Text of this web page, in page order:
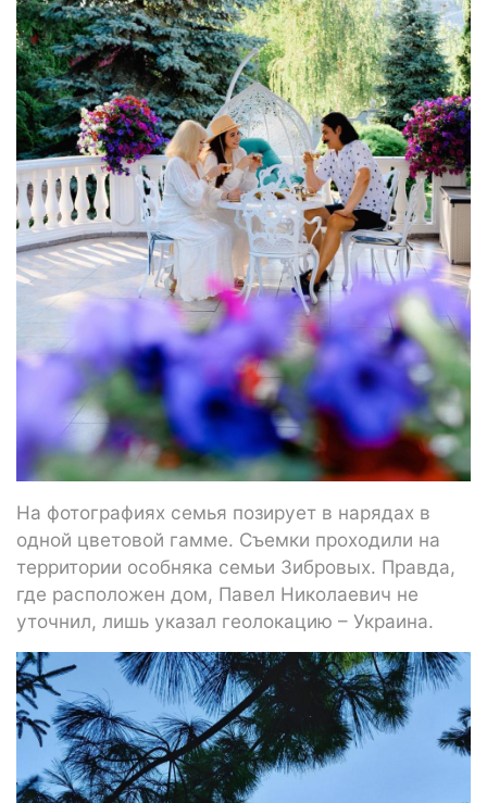
На фотографиях семья позирует в нарядах в
одной цветовой гамме. Съемки проходили на
территории особняка семьи Зибровых. Правда,
где расположен дом, Павел Николаевич не
уточнил, лишь указал геолокацию – Украина.